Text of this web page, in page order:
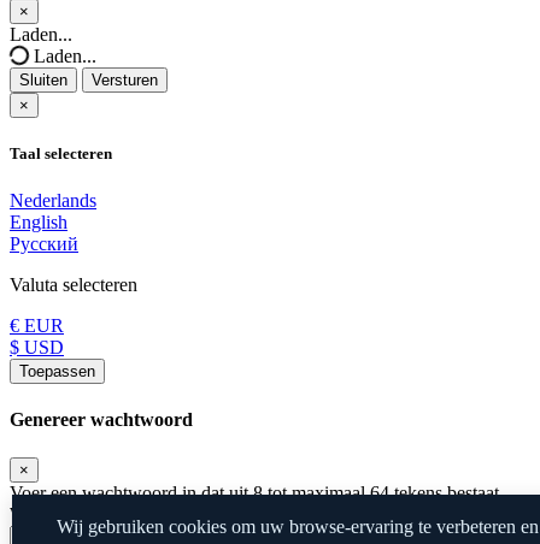
×
Sluiten
Laden...
Laden...
Sluiten
Versturen
×
Taal selecteren
Nederlands
English
Русский
Valuta selecteren
€ EUR
$ USD
Toepassen
Genereer wachtwoord
×
Voer een wachtwoord in dat uit 8 tot maximaal 64 tekens bestaat.
Wachtwoord Lengte
Wij gebruiken cookies om uw browse-ervaring te verbeteren en